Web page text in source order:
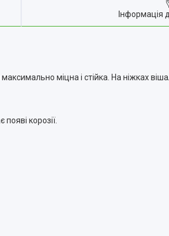
Інформація
міцна і стійка. На ніжках
корозії.